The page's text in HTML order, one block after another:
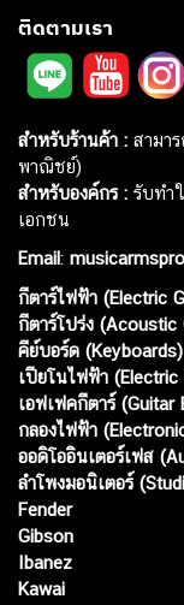
ติดตามเรา
สำหรับร้านค้า : สามา
พาณิชย์)
สำหรับองค์กร : รับทำ
เอกชน
Email:
กีตาร์ไฟฟ้า (Electric
กีตาร์โปร่ง (Acoustic
คีย์บอร์ด (Keyboards)
เปียโนไฟฟ้า (Electric
เอฟเฟคกีตาร์ (Guitar
กลองไฟฟ้า
ออดิโออินเตอร์เฟส
ลำโพงมอนิเตอร์
Fender
Gibson
Ibanez
Kawai